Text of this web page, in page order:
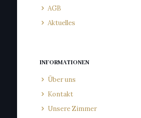
AGB
Aktuelles
INFORMATIONEN
Über uns
Kontakt
Unsere Zimmer